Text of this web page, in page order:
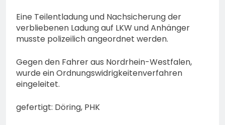
Eine Teilentladung und Nachsicherung der
verbliebenen Ladung auf LKW und Anhänger
musste polizeilich angeordnet werden.
Gegen den Fahrer aus Nordrhein-Westfalen,
wurde ein Ordnungswidrigkeitenverfahren
eingeleitet.
gefertigt: Döring, PHK